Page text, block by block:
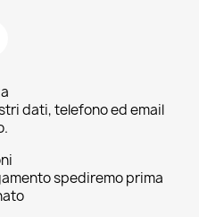
dati, telefono ed email
spediremo prima